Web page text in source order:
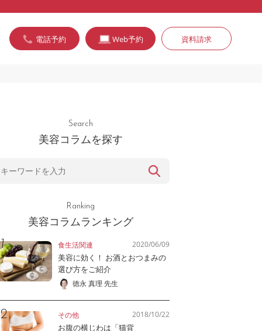
電話予約 Web予約 資料請求
Search
美容コラムを探す
Ranking
美容コラムランキング
食生活関連 2020/06/09
美容に効く！ お酒とおつまみの
選び方をご紹介
徳永 真理 先生
その他 2018/10/22
お腹の横じわは「猫背